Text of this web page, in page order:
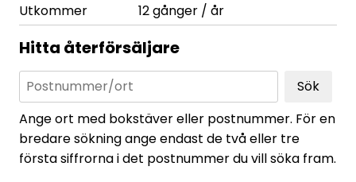
Utkommer
12 gånger / år
Hitta återförsäljare
Sök
Ange ort med bokstäver eller postnummer. För en
bredare sökning ange endast de två eller tre
första siffrorna i det postnummer du vill söka fram.